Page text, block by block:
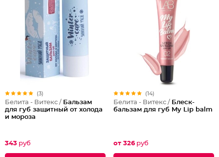
(3)
Белита - Витекс / Бальзам
для губ защитный от холода
и мороза
343 руб
(14)
Белита - Витекс / Блеск-
бальзам для губ My Lip balm
от 326 руб